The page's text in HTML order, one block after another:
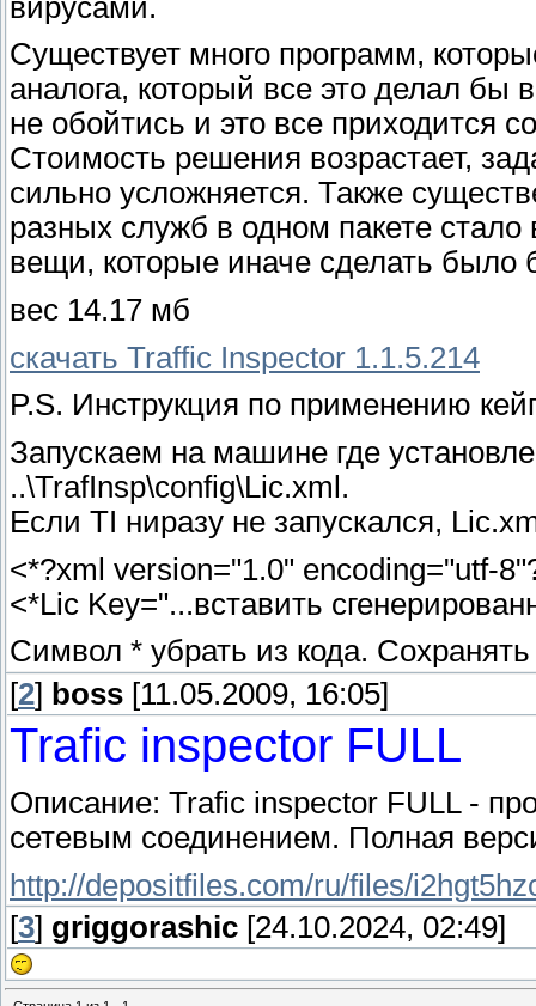
вирусами.
Существует много программ,
аналога, который все это делал бы
не обойтись и это все приходится
Стоимость решения возрастает,
сильно усложняется. Также
разных служб в одном пакете
вещи, которые иначе сделать было
вес 14.17 мб
скачать Traffic Inspector 1.1.5.214
P.S. Инструкция по применению
Запускаем на машине где
..\TrafInsp\config\Lic.xml.
Если TI ниразу не запускался,
<*?xml version="1.0" encoding="utf-
<*Lic Key="...вставить
Символ * убрать из кода.
[2] boss [11.05.2009, 16:05]
Trafic inspector FULL
Описание: Trafic inspector FULL -
сетевым соединением. Полная
http://depositfiles.com/ru/files/
[3] griggorashic [24.10.2024, 02:49]